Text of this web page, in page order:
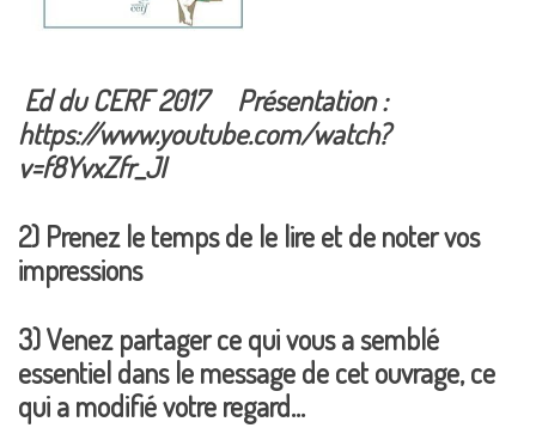
Ed du CERF 2017 Présentation :
https://www.youtube.com/watch?
v=f8YvxZfr_JI
2) Prenez le temps de le lire et de noter vos
impressions
3) Venez partager ce qui vous a semblé
essentiel dans le message de cet ouvrage, ce
qui a modifié votre regard…